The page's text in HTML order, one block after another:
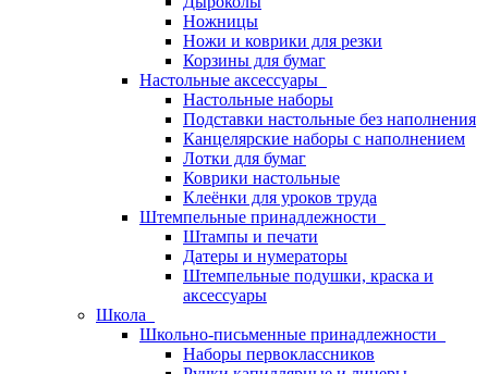
Ножницы
Ножи и коврики для резки
Корзины для бумаг
Настольные аксессуары
Настольные наборы
Подставки настольные без наполнения
Канцелярские наборы с наполнением
Лотки для бумаг
Коврики настольные
Клеёнки для уроков труда
Штемпельные принадлежности
Штампы и печати
Датеры и нумераторы
Штемпельные подушки, краска и
аксессуары
Школа
Школьно-письменные принадлежности
Наборы первоклассников